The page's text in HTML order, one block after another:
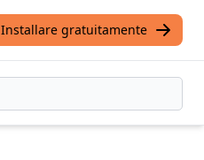
Installare gratuitamente